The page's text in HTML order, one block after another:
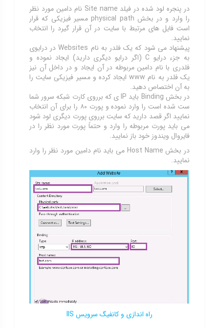
در پنجره لود شده در فیلد Site name نام دامین مورد نظر
را وارد و در بخش physical path مسیر فیزیکی که قرار
است فایل های مرتبط با سایت در آن قرار گیرد را انتخاب
نمایید.
پیشنهاد می شود که یک فلدر به نام Websites در درایوی
به جزء درایو C (اگر درایو دیگری دارید) ایجاد نموده و
فلدری با نام دامین مربوطه در آن ایجاد و در داخل آن نیز
یک فلدر به نام www ایجاد کرده و مسیر فیزیکی سایت را
به آن اختصاص دهید.
در بخش Binding باید IP ی که برروی کارت شبکه سرور شما
ست شده است را وارد نموده و پورت ۸۰ را برای آن انتخاب
نمایید اگر قصد دارید که سایت برروی پورت دیگری لود شود
می باید پورت مربوطه را وارد و حتماً پورت مورد نظر را در
فایروال ویندوز خود باز نمایید.
در بخش Host Name می باید نام دامین مورد نظر را وارد
نمایید.
راه اندازی و کانفیگ سرویس IIS